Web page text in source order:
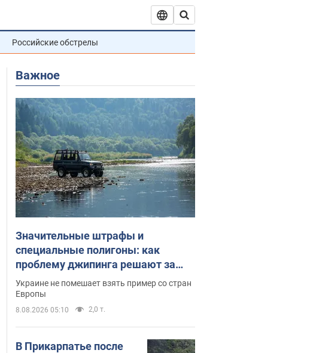
Российские обстрелы
Важное
Значительные штрафы и
специальные полигоны: как
проблему джипинга решают за
границей
Украине не помешает взять пример со стран
Европы
8.08.2026 05:10 2,0 т.
В Прикарпатье после